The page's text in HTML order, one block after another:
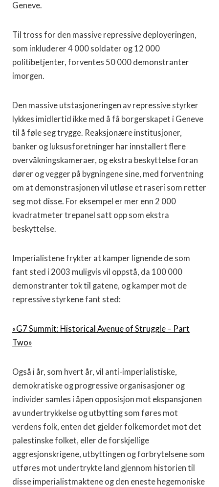
Geneve.
Til tross for den massive repressive deployeringen,
som inkluderer 4 000 soldater og 12 000
politibetjenter, forventes 50 000 demonstranter
imorgen.
Den massive utstasjoneringen av repressive styrker
lykkes imidlertid ikke med å få borgerskapet i Geneve
til å føle seg trygge. Reaksjonære institusjoner,
banker og luksusforetninger har innstallert flere
overvåkningskameraer, og ekstra beskyttelse foran
dører og vegger på bygningene sine, med forventning
om at demonstrasjonen vil utløse et raseri som retter
seg mot disse. For eksempel er mer enn 2 000
kvadratmeter trepanel satt opp som ekstra
beskyttelse.
Imperialistene frykter at kamper lignende de som
fant sted i 2003 muligvis vil oppstå, da 100 000
demonstranter tok til gatene, og kamper mot de
repressive styrkene fant sted:
«G7 Summit: Historical Avenue of Struggle – Part
Two»
Også i år, som hvert år, vil anti-imperialistiske,
demokratiske og progressive organisasjoner og
individer samles i åpen opposisjon mot ekspansjonen
av undertrykkelse og utbytting som føres mot
verdens folk, enten det gjelder folkemordet mot det
palestinske folket, eller de forskjellige
aggresjonskrigene, utbyttingen og forbrytelsene som
utføres mot undertrykte land gjennom historien til
disse imperialistmaktene og den eneste hegemoniske